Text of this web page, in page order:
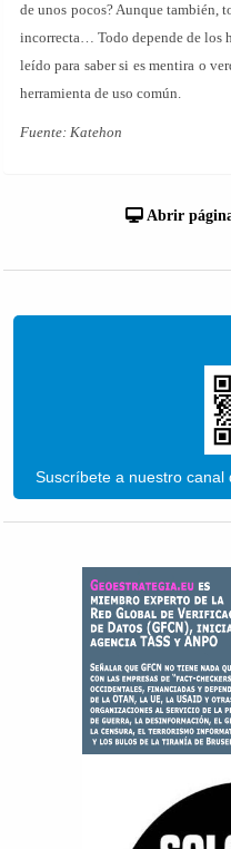
de unos pocos? Aunque también,
incorrecta… Todo depende de los
leído para saber si es mentira o
herramienta de uso común.
Fuente: Katehon
Abrir
Suscríbete a nuestro canal